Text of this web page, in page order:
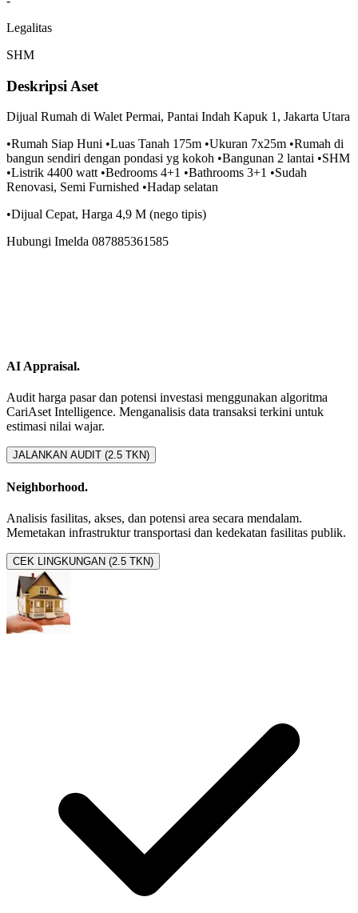
Legalitas
SHM
Deskripsi Aset
Dijual Rumah di Walet Permai, Pantai Indah Kapuk 1, Jakarta Utara
•Rumah Siap Huni •Luas Tanah 175m •Ukuran 7x25m •Rumah di
bangun sendiri dengan pondasi yg kokoh •Bangunan 2 lantai •SHM
•Listrik 4400 watt •Bedrooms 4+1 •Bathrooms 3+1 •Sudah
Renovasi, Semi Furnished •Hadap selatan
•Dijual Cepat, Harga 4,9 M (nego tipis)
Hubungi Imelda 087885361585
AI Appraisal.
Audit harga pasar dan potensi investasi menggunakan algoritma
CariAset Intelligence. Menganalisis data transaksi terkini untuk
estimasi nilai wajar.
JALANKAN AUDIT (2.5 TKN)
Neighborhood.
Analisis fasilitas, akses, dan potensi area secara mendalam.
Memetakan infrastruktur transportasi dan kedekatan fasilitas publik.
CEK LINGKUNGAN (2.5 TKN)